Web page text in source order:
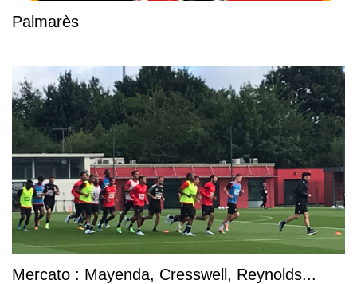
Palmarès
Mercato : Mayenda, Cresswell, Reynolds...